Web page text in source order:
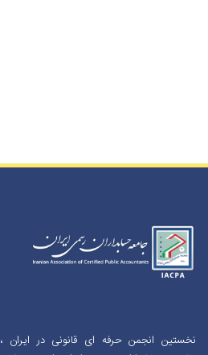
نخستین انجمن حرفه ای قانونی در ایران ،